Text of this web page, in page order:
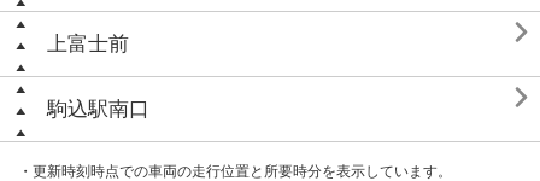
上富士前 
駒込駅南口 
・更新時刻時点での車両の走行位置と所要時分を表示しています。